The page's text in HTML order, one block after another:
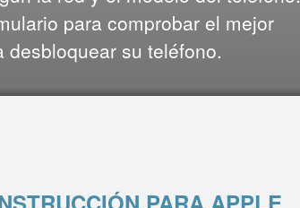
para comprobar el mejor
desbloquear su teléfono.